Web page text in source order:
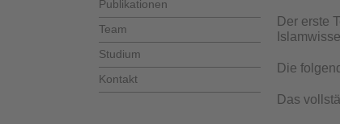
Publikationen
Team
Studium
Kontakt
Der erste
Die
Das